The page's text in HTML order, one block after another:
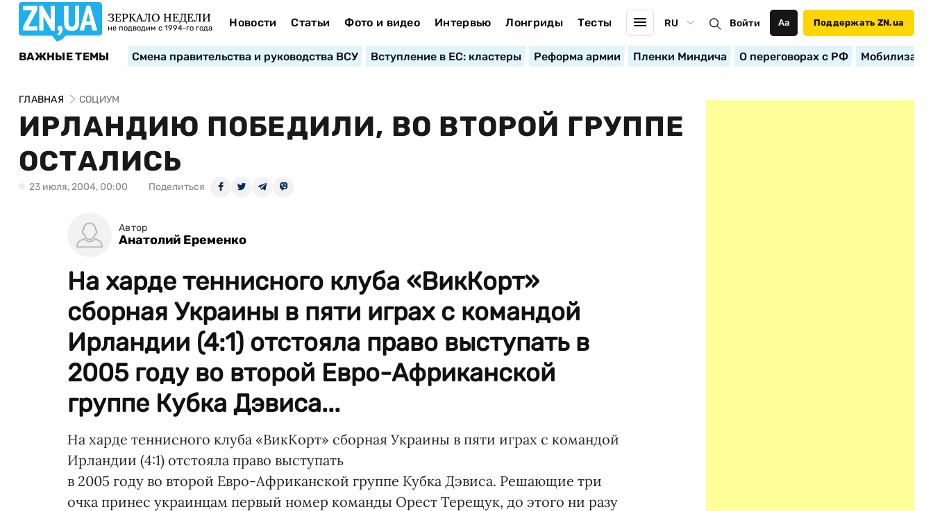
ЗЕРКАЛО НЕДЕЛИ
не подводим с 1994-го года Новости Статьи Фото и видео Интервью Лонгриды Тесты RU Войти Аа Поддержать ZN.ua
ВАЖНЫЕ ТЕМЫ Смена правительства и руководства ВСУ Вступление в ЕС: кластеры Реформа армии Пленки Миндича О переговорах с РФ
ГЛАВНАЯ СОЦИУМ
ИРЛАНДИЮ ПОБЕДИЛИ, ВО ВТОРОЙ ГРУППЕ
ОСТАЛИСЬ
23 июля, 2004, 00:00 Поделиться
Автор
Анатолий Еременко
На харде теннисного клуба «ВикКорт»
сборная Украины в пяти играх с командой
Ирландии (4:1) отстояла право выступать в
2005 году во второй Евро-Африканской
группе Кубка Дэвиса...
На харде теннисного клуба «ВикКорт» сборная Украины в пяти играх с командой
Ирландии (4:1) отстояла право выступать
в 2005 году во второй Евро-Африканской группе Кубка Дэвиса. Решающие три
очка принес украинцам первый номер команды Орест Терещук, до этого ни разу